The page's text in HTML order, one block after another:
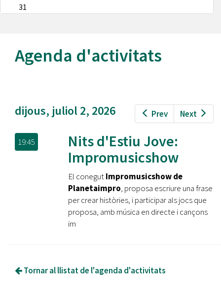
31
Agenda d'activitats
Prev Next
dijous, juliol 2, 2026
19:45
Nits d'Estiu Jove:
Impromusicshow
El conegutImpromusicshow de
Planetaimpro, proposa escriure una frase
per crear històries, i participar als jocs que
proposa, amb música en directe i cançons
im
Tornar al llistat de l'agenda d'activitats